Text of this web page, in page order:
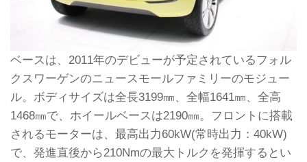
ベースは、2011年のデビューが予定されているフォル
クスワーゲンのニュースモールファミリーのモジュー
ル。ボディサイズは全長3199㎜、全幅1641㎜、全高
1468㎜で、ホイールベースは2190㎜。フロントに搭載
されるモーターは、最高出力60kW(常時出力：40kW)
で、発進直後から210Nmの最大トルクを発揮するとい